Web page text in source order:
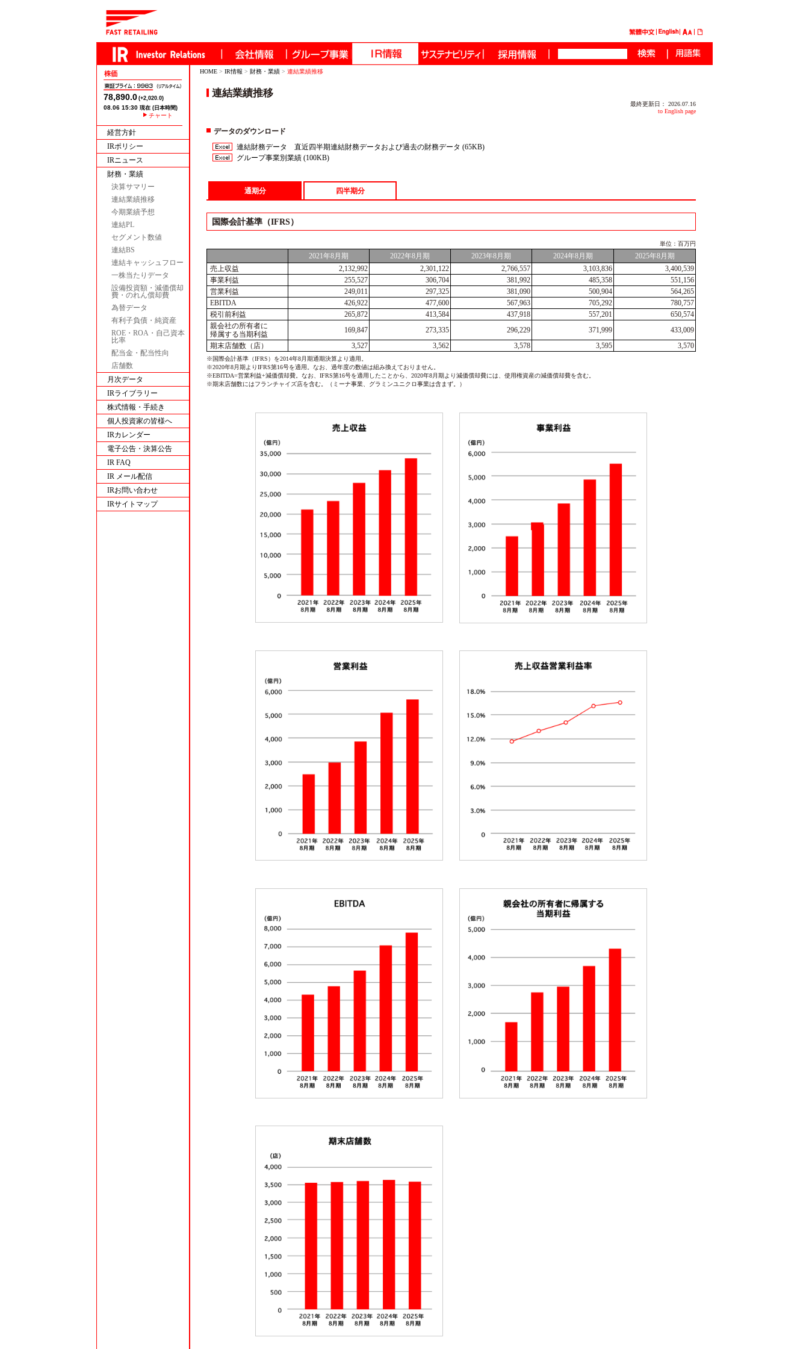
チャート
経営方針
IRポリシー
IRニュース
財務・業績
決算サマリー
連結業績推移
今期業績予想
連結PL
セグメント数値
連結BS
連結キャッシュフロー
一株当たりデータ
設備投資額・減価償却
費・のれん償却費
為替データ
有利子負債・純資産
ROE・ROA・自己資本
比率
配当金・配当性向
店舗数
月次データ
IRライブラリー
株式情報・手続き
個人投資家の皆様へ
IRカレンダー
電子公告・決算公告
IR FAQ
IR メール配信
IRお問い合わせ
IRサイトマップ
HOME > IR情報 > 財務・業績 > 連結業績推移
連結業績推移
最終更新日： 2026.07.16
to English page
データのダウンロード
連結財務データ 直近四半期連結財務データおよび過去の財務データ (65KB)
グループ事業別業績 (100KB)
通期分 四半期分
国際会計基準（IFRS）
単位：百万円
2021年8月期 2022年8月期 2023年8月期 2024年8月期
2025年8月期
売上収益
2,132,992 2,301,122 2,766,557 3,103,836
3,400,539
事業利益
255,527 306,704 381,992 485,358
551,156
営業利益
249,011 297,325 381,090 500,904
564,265
EBITDA
426,922 477,600 567,963 705,292
780,757
税引前利益
265,872 413,584 437,918 557,201
650,574
親会社の所有者に
帰属する当期利益
169,847 273,335 296,229 371,999
433,009
期末店舗数（店）
3,527 3,562 3,578 3,595 3,570
※国際会計基準（IFRS）を2014年8月期通期決算より適用。
※2020年8月期よりIFRS第16号を適用。なお、過年度の数値は組み換えておりません。
※EBITDA=営業利益+減価償却費。なお、IFRS第16号を適用したことから、2020年8月期より減価償却費には、使用権資産の減価償却費を含む。
※期末店舗数にはフランチャイズ店を含む。（ミーナ事業、グラミンユニクロ事業は含まず。）